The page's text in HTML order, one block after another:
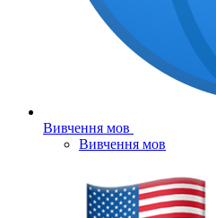
Вивчення мов
Вивчення мов